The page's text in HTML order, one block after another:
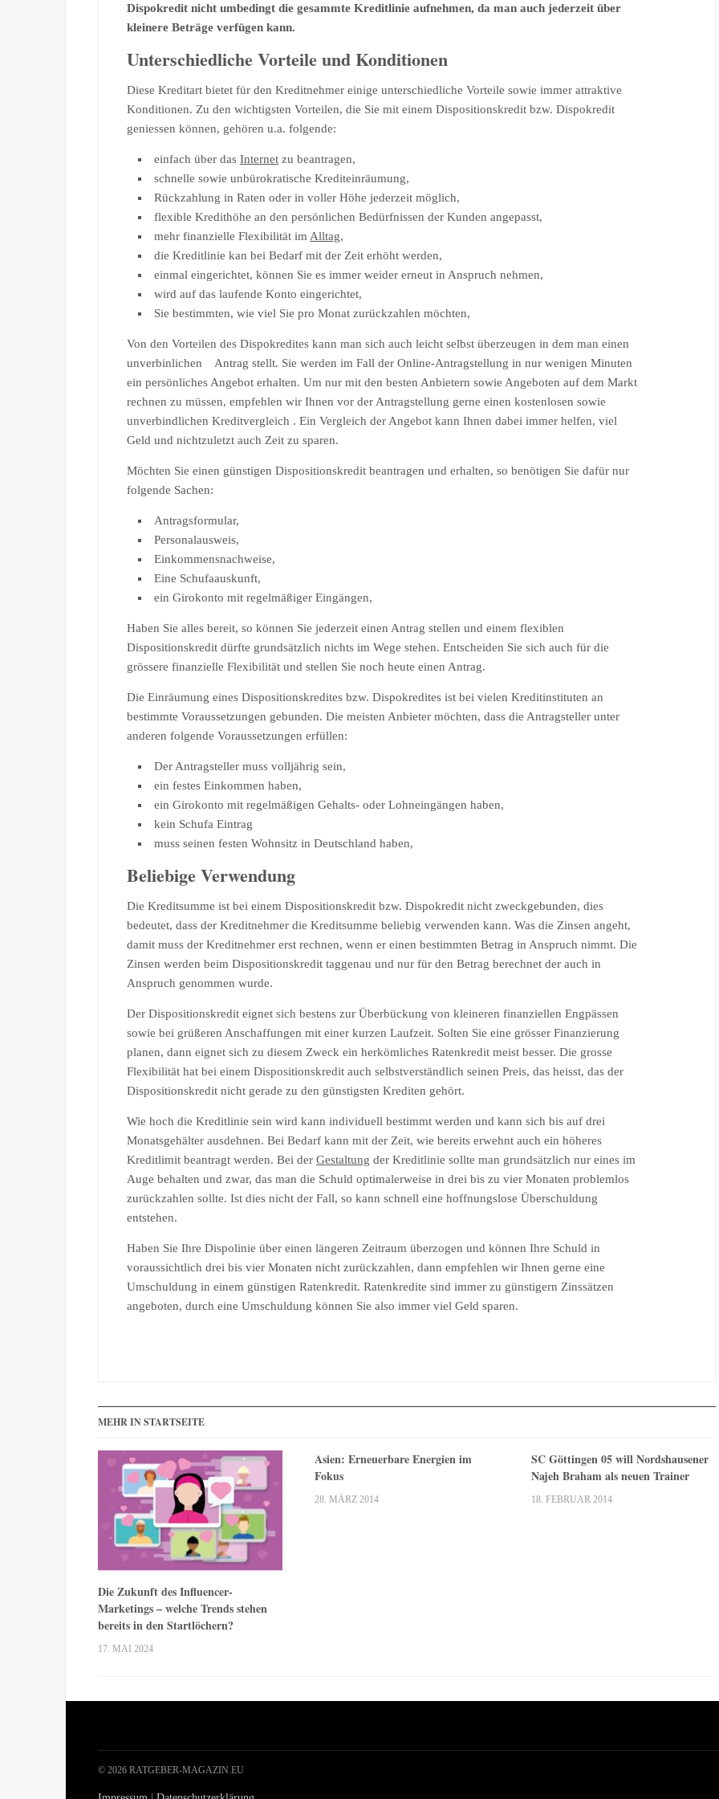
Dispokredit nicht umbedingt die gesammte Kreditlinie aufnehmen, da man auch jederzeit über
kleinere Beträge verfügen kann.
Unterschiedliche Vorteile und Konditionen
Diese Kreditart bietet für den Kreditnehmer einige unterschiedliche Vorteile sowie immer attraktive
Konditionen. Zu den wichtigsten Vorteilen, die Sie mit einem Dispositionskredit bzw. Dispokredit
geniessen können, gehören u.a. folgende:
einfach über das Internet zu beantragen,
schnelle sowie unbürokratische Krediteinräumung,
Rückzahlung in Raten oder in voller Höhe jederzeit möglich,
flexible Kredithöhe an den persönlichen Bedürfnissen der Kunden angepasst,
mehr finanzielle Flexibilität im Alltag,
die Kreditlinie kan bei Bedarf mit der Zeit erhöht werden,
einmal eingerichtet, können Sie es immer weider erneut in Anspruch nehmen,
wird auf das laufende Konto eingerichtet,
Sie bestimmten, wie viel Sie pro Monat zurückzahlen möchten,
Von den Vorteilen des Dispokredites kann man sich auch leicht selbst überzeugen in dem man einen
unverbinlichen Antrag stellt. Sie werden im Fall der Online-Antragstellung in nur wenigen Minuten
ein persönliches Angebot erhalten. Um nur mit den besten Anbietern sowie Angeboten auf dem Markt
rechnen zu müssen, empfehlen wir Ihnen vor der Antragstellung gerne einen kostenlosen sowie
unverbindlichen Kreditvergleich . Ein Vergleich der Angebot kann Ihnen dabei immer helfen, viel
Geld und nichtzuletzt auch Zeit zu sparen.
Möchten Sie einen günstigen Dispositionskredit beantragen und erhalten, so benötigen Sie dafür nur
folgende Sachen:
Antragsformular,
Personalausweis,
Einkommensnachweise,
Eine Schufaauskunft,
ein Girokonto mit regelmäßiger Eingängen,
Haben Sie alles bereit, so können Sie jederzeit einen Antrag stellen und einem flexiblen
Dispositionskredit dürfte grundsätzlich nichts im Wege stehen. Entscheiden Sie sich auch für die
grössere finanzielle Flexibilität und stellen Sie noch heute einen Antrag.
Die Einräumung eines Dispositionskredites bzw. Dispokredites ist bei vielen Kreditinstituten an
bestimmte Voraussetzungen gebunden. Die meisten Anbieter möchten, dass die Antragsteller unter
anderen folgende Voraussetzungen erfüllen:
Der Antragsteller muss volljährig sein,
ein festes Einkommen haben,
ein Girokonto mit regelmäßigen Gehalts- oder Lohneingängen haben,
kein Schufa Eintrag
muss seinen festen Wohnsitz in Deutschland haben,
Beliebige Verwendung
Die Kreditsumme ist bei einem Dispositionskredit bzw. Dispokredit nicht zweckgebunden, dies
bedeutet, dass der Kreditnehmer die Kreditsumme beliebig verwenden kann. Was die Zinsen angeht,
damit muss der Kreditnehmer erst rechnen, wenn er einen bestimmten Betrag in Anspruch nimmt. Die
Zinsen werden beim Dispositionskredit taggenau und nur für den Betrag berechnet der auch in
Anspruch genommen wurde.
Der Dispositionskredit eignet sich bestens zur Überbückung von kleineren finanziellen Engpässen
sowie bei grüßeren Anschaffungen mit einer kurzen Laufzeit. Solten Sie eine grösser Finanzierung
planen, dann eignet sich zu diesem Zweck ein herkömliches Ratenkredit meist besser. Die grosse
Flexibilität hat bei einem Dispositionskredit auch selbstverständlich seinen Preis, das heisst, das der
Dispositionskredit nicht gerade zu den günstigsten Krediten gehört.
Wie hoch die Kreditlinie sein wird kann individuell bestimmt werden und kann sich bis auf drei
Monatsgehälter ausdehnen. Bei Bedarf kann mit der Zeit, wie bereits erwehnt auch ein höheres
Kreditlimit beantragt werden. Bei der Gestaltung der Kreditlinie sollte man grundsätzlich nur eines im
Auge behalten und zwar, das man die Schuld optimalerweise in drei bis zu vier Monaten problemlos
zurückzahlen sollte. Ist dies nicht der Fall, so kann schnell eine hoffnungslose Überschuldung
entstehen.
Haben Sie Ihre Dispolinie über einen längeren Zeitraum überzogen und können Ihre Schuld in
voraussichtlich drei bis vier Monaten nicht zurückzahlen, dann empfehlen wir Ihnen gerne eine
Umschuldung in einem günstigen Ratenkredit. Ratenkredite sind immer zu günstigern Zinssätzen
angeboten, durch eine Umschuldung können Sie also immer viel Geld sparen.
MEHR IN STARTSEITE
Die Zukunft des Influencer-
Marketings – welche Trends stehen
bereits in den Startlöchern?
17. MAI 2024
Asien: Erneuerbare Energien im
Fokus
28. MÄRZ 2014
SC Göttingen 05 will Nordshausener
Najeh Braham als neuen Trainer
18. FEBRUAR 2014
© 2026 RATGEBER-MAGAZIN.EU